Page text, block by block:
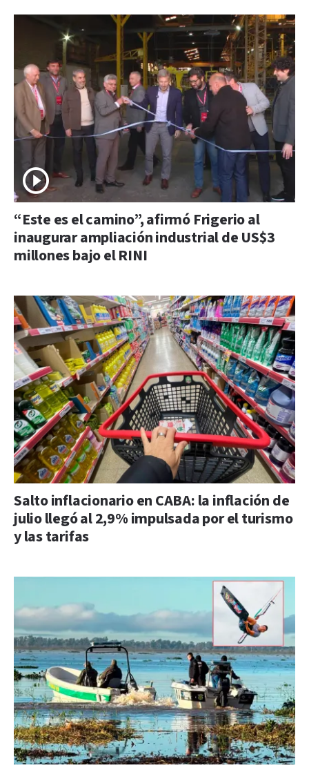
“Este es el camino”, afirmó Frigerio al
inaugurar ampliación industrial de US$3
millones bajo el RINI
Salto inflacionario en CABA: la inflación de
julio llegó al 2,9% impulsada por el turismo
y las tarifas